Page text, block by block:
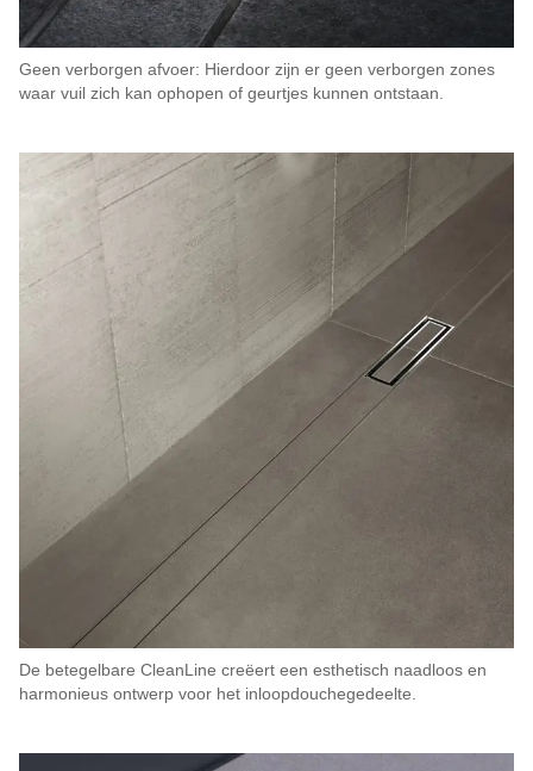
Geen verborgen afvoer: Hierdoor zijn er geen verborgen zones
waar vuil zich kan ophopen of geurtjes kunnen ontstaan.
De betegelbare CleanLine creëert een esthetisch naadloos en
harmonieus ontwerp voor het inloopdouchegedeelte.